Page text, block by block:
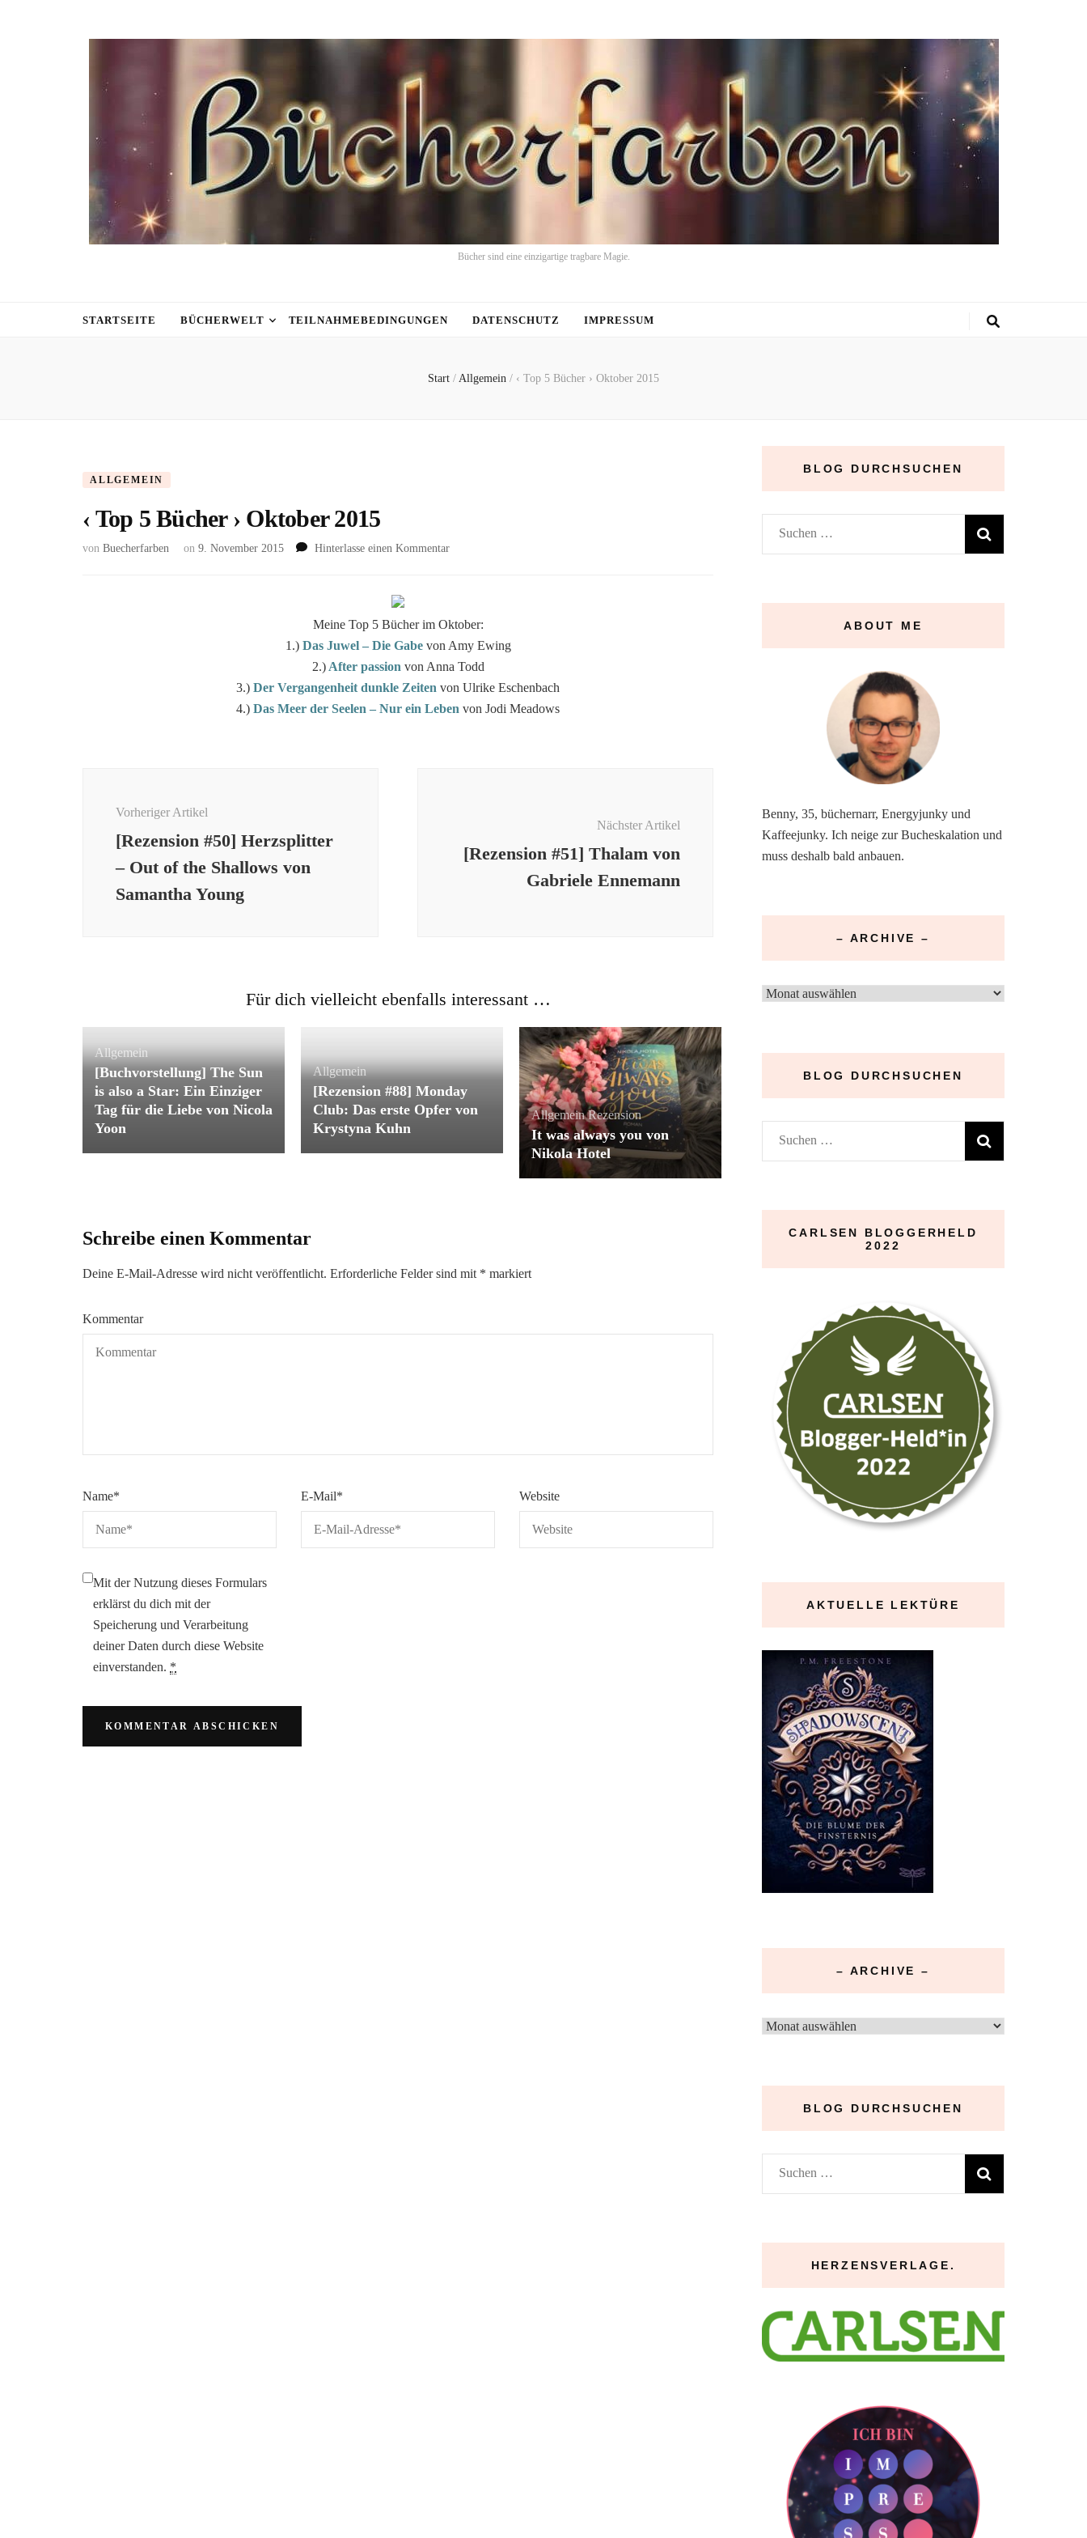
Bücher sind eine einzigartige tragbare Magie.
STARTSEITE BÜCHERWELT TEILNAHMEBEDINGUNGEN DATENSCHUTZ IMPRESSUM
Start / Allgemein / ‹ Top 5 Bücher › Oktober 2015
ALLGEMEIN
‹ Top 5 Bücher › Oktober 2015
von Buecherfarben on 9. November 2015 Hinterlasse einen Kommentarzu
›
Oktober
2015
Meine Top 5 Bücher im Oktober:
1.) Das Juwel – Die Gabevon Amy Ewing
2.)After passion von Anna Todd
3.) Der Vergangenheit dunkle Zeiten von Ulrike Eschenbach
4.) Das Meer der Seelen – Nur ein Leben von Jodi Meadows
Vorheriger Artikel
[Rezension #50] Herzsplitter
– Out of the Shallows von
Samantha Young
Nächster Artikel
[Rezension #51] Thalam von
Gabriele Ennemann
Für dich vielleicht ebenfalls interessant …
Allgemein
[Buchvorstellung] The Sun
is also a Star: Ein Einziger
Tag für die Liebe von Nicola
Yoon
Allgemein
[Rezension #88] Monday
Club: Das erste Opfer von
Krystyna Kuhn
Allgemein Rezension
It was always you von
Nikola Hotel
Schreibe einen Kommentar
Deine E-Mail-Adresse wird nicht veröffentlicht. Erforderliche Felder sind mit * markiert
Kommentar
Name* E-Mail* Website
Mit der Nutzung dieses Formulars
erklärst du dich mit der
Speicherung und Verarbeitung
deiner Daten durch diese Website
einverstanden. *
BLOG DURCHSUCHEN
Suchen
nach:
ABOUT ME
Benny, 35, büchernarr, Energyjunky und
Kaffeejunky. Ich neige zur Bucheskalation und
muss deshalb bald anbauen.
– ARCHIVE –
–
BLOG DURCHSUCHEN
Suchen
nach:
CARLSEN BLOGGERHELD
2022
AKTUELLE LEKTÜRE
– ARCHIVE –
–
BLOG DURCHSUCHEN
Suchen
nach:
HERZENSVERLAGE.